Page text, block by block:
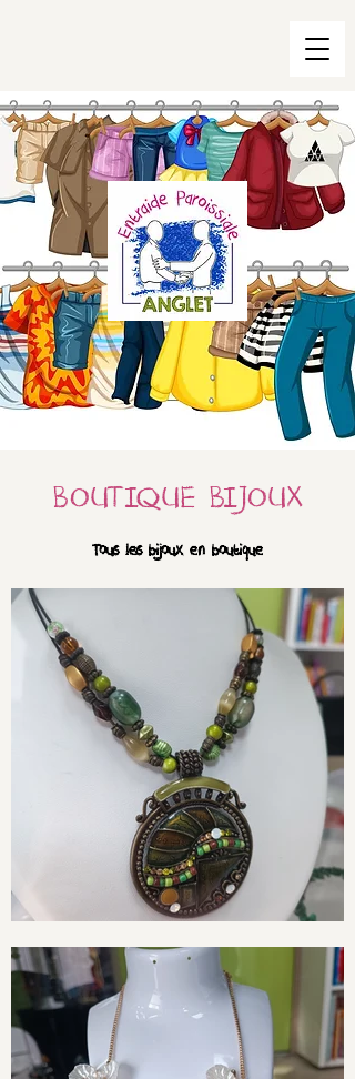
BOUTIQUE BIJOUX
Tous les bijoux en boutique